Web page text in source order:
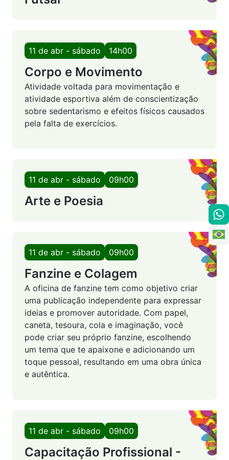
11 de abr - sábado 14h00
Corpo e Movimento
Atividade voltada para movimentação e
atividade esportiva além de conscientização
sobre sedentarismo e efeitos físicos causados
pela falta de exercícios.
11 de abr - sábado 09h00
Arte e Poesia
11 de abr - sábado 09h00
Fanzine e Colagem
A oficina de fanzine tem como objetivo criar
uma publicação independente para expressar
ideias e promover autoridade. Com papel,
caneta, tesoura, cola e imaginação, você
pode criar seu próprio fanzine, escolhendo
um tema que te apaixone e adicionando um
toque pessoal, resultando em uma obra única
e autêntica.
11 de abr - sábado 09h00
Capacitação Profissional -